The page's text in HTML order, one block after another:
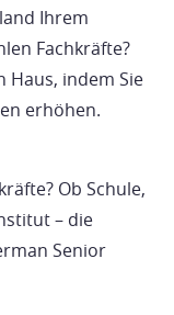
Ihrem
Fachkräfte?
Haus, indem Sie
erhöhen.
Ob Schule,
– die
Senior